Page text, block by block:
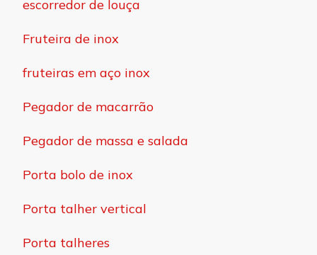
escorredor de louça
Fruteira de inox
fruteiras em aço inox
Pegador de macarrão
Pegador de massa e salada
Porta bolo de inox
Porta talher vertical
Porta talheres